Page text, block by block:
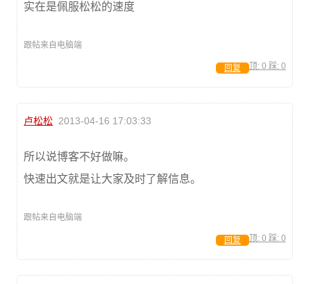
实在是佩服松松的速度
跟帖来自电脑端
顶: 0 踩: 0
回复
卢松松 2013-04-16 17:03:33
所以说博客不好做嘛。
快速出文就是让大家及时了解信息。
跟帖来自电脑端
顶: 0 踩: 0
回复